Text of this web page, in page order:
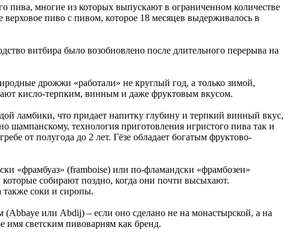
пива, многие из которых выпускают в ограниченном количестве
пиво с пивом, которое 18 месяцев выдерживалось в
витбира было возобновлено после длительного перерыва на
дрожжи «работали» не круглый год, а только зимой,
кисло-терпким, винным и даже фруктовым вкусом.
ламбики, что придает напитку глубину и терпкий винный вкус,
шампанскому, технология приготовления игристого пива так и
от полугода до 2 лет. Гёзе обладает богатым фруктово-
«фрамбуаз» (framboise) или по-фламандски «фрамбозен»
собирают поздно, когда они почти высыхают.
также соки и сиропы.
или Abdij) – если оно сделано не на монастырской, а на
имя светским пивоварням как бренд.